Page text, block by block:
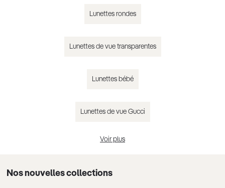
Lunettes rondes
Lunettes de vue transparentes
Lunettes bébé
Lunettes de vue Gucci
Lunettes de vue Chloé
Lunettes de vue Guess
Voir plus
Nos nouvelles collections